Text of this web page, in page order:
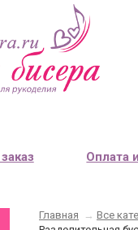
Оплата
Главная → Все